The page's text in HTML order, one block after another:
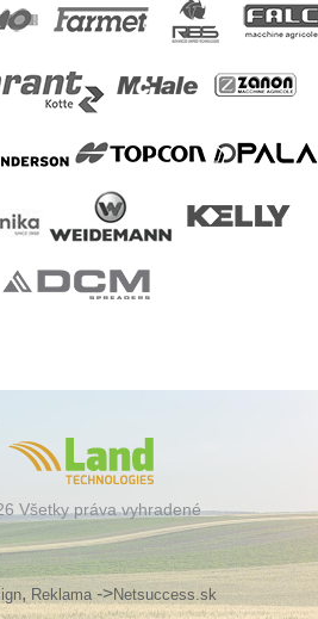
Všetky práva vyhradené
,Reklama->Netsuccess.sk